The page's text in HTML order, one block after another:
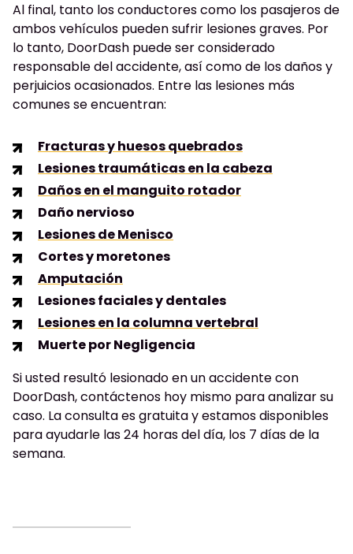
Al final, tanto los conductores como los pasajeros de
ambos vehículos pueden sufrir lesiones graves. Por
lo tanto, DoorDash puede ser considerado
responsable del accidente, así como de los daños y
perjuicios ocasionados. Entre las lesiones más
comunes se encuentran:
Fracturas y huesos quebrados
Lesiones traumáticas en la cabeza
Daños en el manguito rotador
Daño nervioso
Lesiones de Menisco
Cortes y moretones
Amputación
Lesiones faciales y dentales
Lesiones en la columna vertebral
Muerte por Negligencia
Si usted resultó lesionado en un accidente con
DoorDash, contáctenos hoy mismo para analizar su
caso. La consulta es gratuita y estamos disponibles
para ayudarle las 24 horas del día, los 7 días de la
semana.